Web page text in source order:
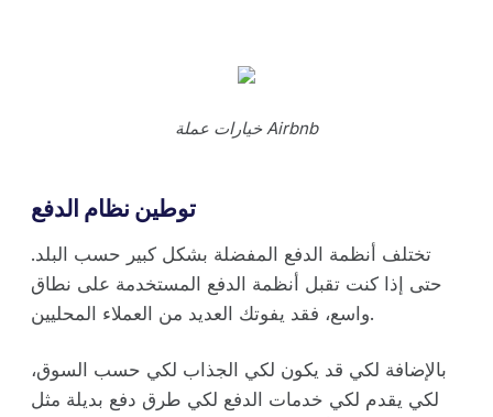
خيارات عملة Airbnb
توطين نظام الدفع
تختلف أنظمة الدفع المفضلة بشكل كبير حسب البلد.
حتى إذا كنت تقبل أنظمة الدفع المستخدمة على نطاق
واسع، فقد يفوتك العديد من العملاء المحليين.
بالإضافة لكي قد يكون لكي الجذاب لكي حسب السوق،
لكي يقدم لكي خدمات الدفع لكي طرق دفع بديلة مثل